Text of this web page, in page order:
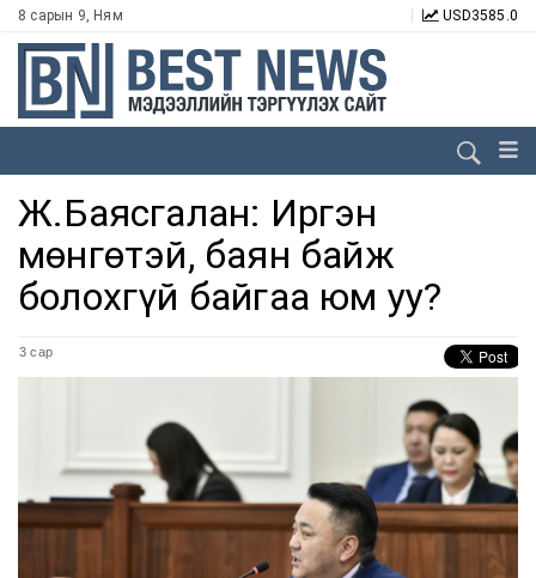
8 сарын 9, Ням USD3585.0
Ж.Баясгалан: Иргэн
мөнгөтэй, баян байж
болохгүй байгаа юм уу?
3 сар